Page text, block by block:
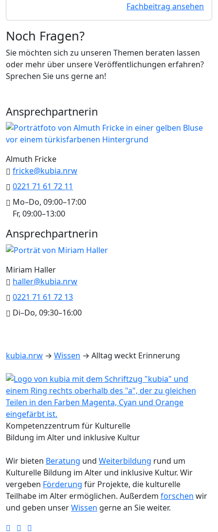
Fachbeitrag ansehen
Noch Fragen?
Sie möchten sich zu unseren Themen beraten lassen
oder mehr über unsere Veröffentlichungen erfahren?
Sprechen Sie uns gerne an!
Ansprechpartnerin
Almuth Fricke
fricke@kubia.nrw
0221 71 61 72 11
Mo–Do, 09:00–17:00
Fr, 09:00–13:00
Ansprechpartnerin
Miriam Haller
haller@kubia.nrw
0221 71 61 72 13
Di–Do, 09:30–16:00
kubia.nrw → Wissen → Alltag weckt Erinnerung
Kompetenzzentrum für Kulturelle
Bildung im Alter und inklusive Kultur
Wir bieten Beratung und Weiterbildung rund um
Kulturelle Bildung im Alter und inklusive Kultur. Wir
vergeben Förderung für Projekte, die kulturelle
Teilhabe im Alter ermöglichen. Außerdem forschen wir
und geben unserWissen gerne an Sie weiter.